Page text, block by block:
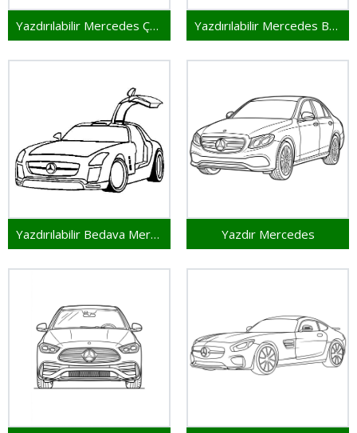
Yazdırılabilir Mercedes Çocuklar İçin Yazdırılabilir Mercedes Bedava
Yazdırılabilir Bedava Mercedes Yazdır Mercedes